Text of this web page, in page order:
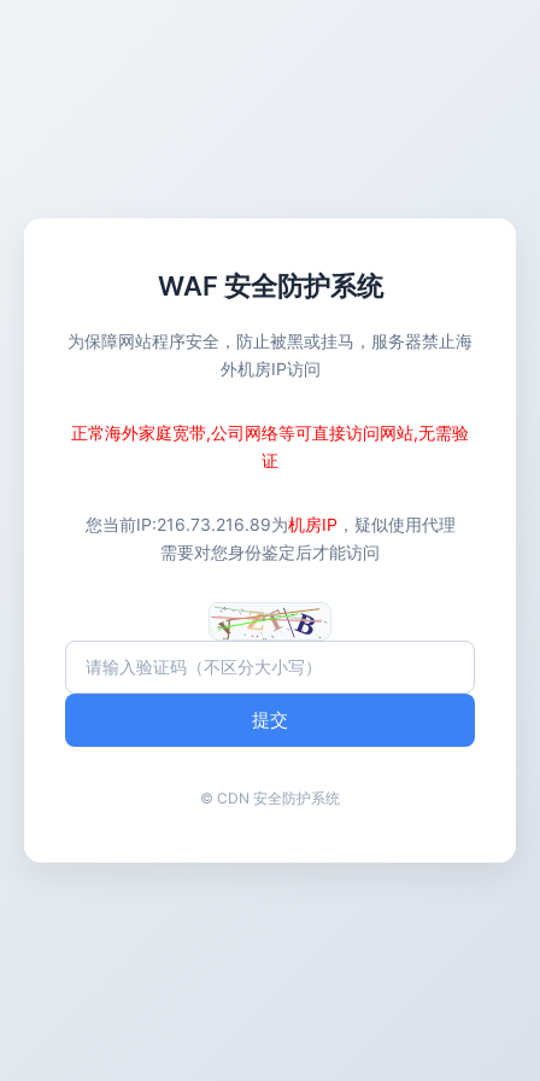
WAF 安全防护系统
为保障网站程序安全，防止被黑或挂马，服务器禁止海
外机房IP访问
正常海外家庭宽带,公司网络等可直接访问网站,无需验
证
您当前IP:216.73.216.89为机房IP ，疑似使用代理
需要对您身份鉴定后才能访问
提交
© CDN 安全防护系统